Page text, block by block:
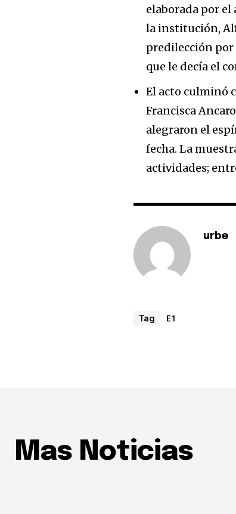
elaborada por
la institución,
predilección por
que le decía el
El acto culminó
Francisca
alegraron el
fecha. La
actividades;
urbe
Tag E1
Mas Noticias